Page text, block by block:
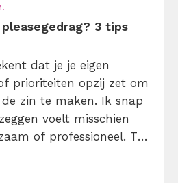
3 tips
dat je je eigen
prioriteiten opzij zet om
zin te maken. Ik snap
voelt misschien
of professioneel. Tot
en je eigen werk